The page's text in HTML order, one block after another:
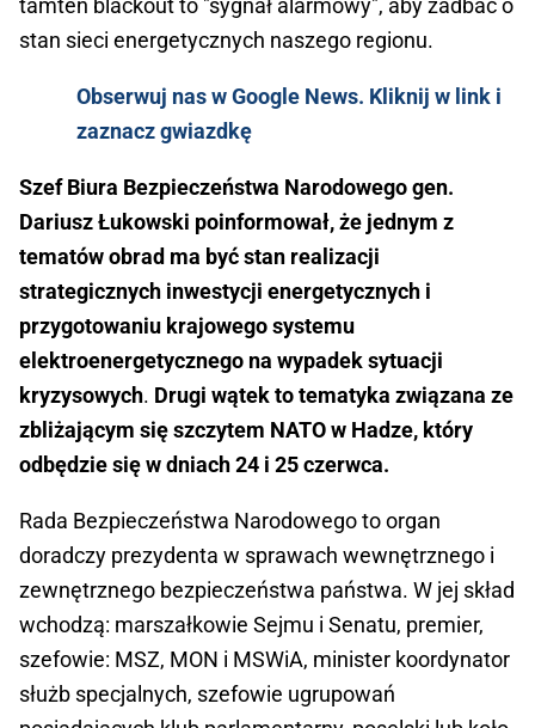
tamten blackout to "sygnał alarmowy", aby zadbać o
stan sieci energetycznych naszego regionu.
Obserwuj nas w Google News. Kliknij w link i
zaznacz gwiazdkę
Szef Biura Bezpieczeństwa Narodowego gen.
Dariusz Łukowski poinformował, że jednym z
tematów obrad ma być stan realizacji
strategicznych inwestycji energetycznych i
przygotowaniu krajowego systemu
elektroenergetycznego na wypadek sytuacji
kryzysowych. Drugi wątek to tematyka związana ze
zbliżającym się szczytem NATO w Hadze, który
odbędzie się w dniach 24 i 25 czerwca.
Rada Bezpieczeństwa Narodowego to organ
doradczy prezydenta w sprawach wewnętrznego i
zewnętrznego bezpieczeństwa państwa. W jej skład
wchodzą: marszałkowie Sejmu i Senatu, premier,
szefowie: MSZ, MON i MSWiA, minister koordynator
służb specjalnych, szefowie ugrupowań